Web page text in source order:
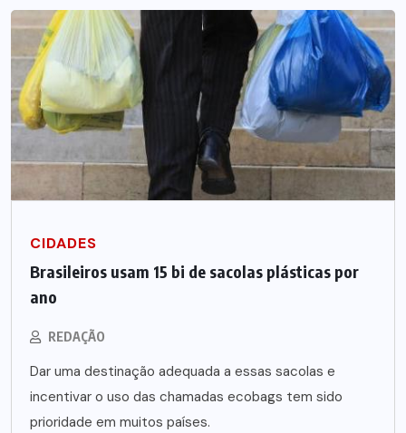
CIDADES
Brasileiros usam 15 bi de sacolas plásticas por
ano
REDAÇÃO
Dar uma destinação adequada a essas sacolas e
incentivar o uso das chamadas ecobags tem sido
prioridade em muitos países.